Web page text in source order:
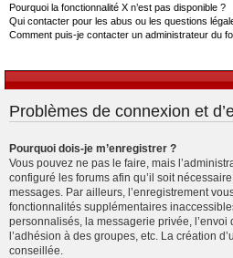
Pourquoi la fonctionnalité X n’est pas disponible ?
Qui contacter pour les abus ou les questions
Comment puis-je contacter un administrateur du
Problèmes de connexion et
Pourquoi dois-je m’enregistrer ?
Vous pouvez ne pas le faire, mais
configuré les forums afin qu’il soit
messages. Par ailleurs, l’enregistrement
fonctionnalités supplémentaires
personnalisés, la messagerie privée, l’envoi
l’adhésion à des groupes, etc. La création
conseillée.